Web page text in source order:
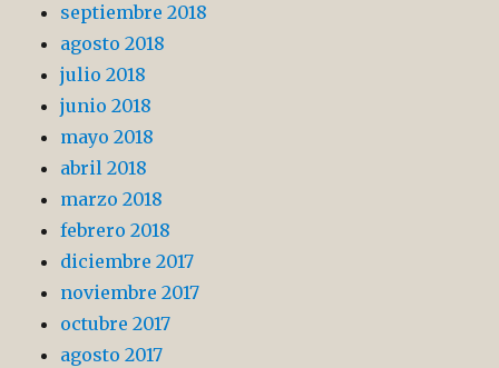
septiembre 2018
agosto 2018
julio 2018
junio 2018
mayo 2018
abril 2018
marzo 2018
febrero 2018
diciembre 2017
noviembre 2017
octubre 2017
agosto 2017